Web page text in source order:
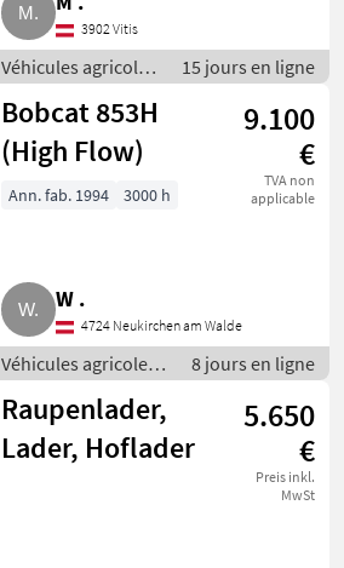
3902 Vitis
Véhicules agricoles
à moteur /
Chargeurs de
ferme
15 jours en ligne
Bobcat 853H
(High Flow)
9.100
€
TVA non
applicable
Ann. fab. 1994 3000 h
W .
4724 Neukirchen am Walde
Véhicules agricoles
à moteur /
Chargeurs de ferme
8 jours en ligne
Raupenlader,
Lader, Hoflader
5.650
€
Preis inkl.
MwSt